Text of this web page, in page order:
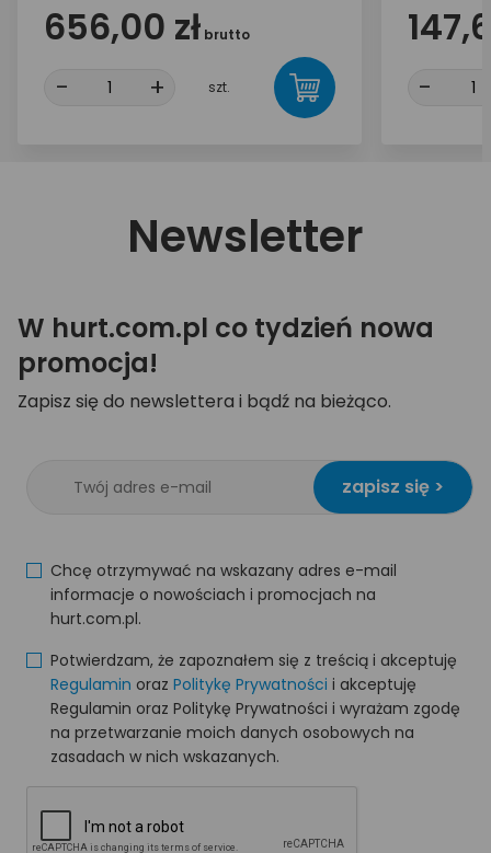
656,00 zł brutto
- + szt. -
Newsletter
W hurt.com.pl co tydzień nowa
promocja!
Zapisz się do newslettera i bądź na bieżąco.
zapisz się >
Chcę otrzymywać na wskazany adres e-mail
informacje o nowościach i promocjach na
hurt.com.pl.
Potwierdzam, że zapoznałem się z treścią i akceptuję
Regulamin oraz Politykę Prywatności i akceptuję
Regulamin oraz Politykę Prywatności i wyrażam zgodę
na przetwarzanie moich danych osobowych na
zasadach w nich wskazanych.